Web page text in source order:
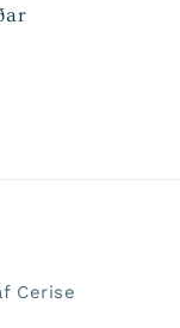
Cerise